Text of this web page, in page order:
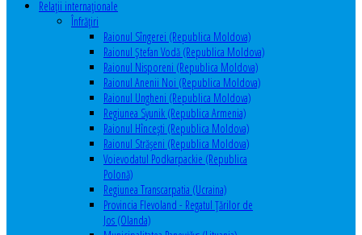
Relaţii internaţionale
Înfrăţiri
Raionul Sîngerei (Republica Moldova)
Raionul Ștefan Vodă (Republica Moldova)
Raionul Nisporeni (Republica Moldova)
Raionul Anenii Noi (Republica Moldova)
Raionul Ungheni (Republica Moldova)
Regiunea Syunik (Republica Armenia)
Raionul Hîncești (Republica Moldova)
Raionul Străşeni (Republica Moldova)
Voievodatul Podkarpackie (Republica
Polonă)
Regiunea Transcarpatia (Ucraina)
Provincia Flevoland - Regatul Ţărilor de
Jos (Olanda)